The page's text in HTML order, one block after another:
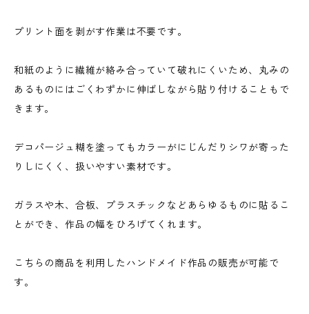
プリント面を剥がす作業は不要です。
和紙のように繊維が絡み合っていて破れにくいため、丸みの
あるものにはごくわずかに伸ばしながら貼り付けることもで
きます。
デコパージュ糊を塗ってもカラーがにじんだりシワが寄った
りしにくく、扱いやすい素材です。
ガラスや木、合板、プラスチックなどあらゆるものに貼るこ
とができ、作品の幅をひろげてくれます。
こちらの商品を利用したハンドメイド作品の販売が可能で
す。